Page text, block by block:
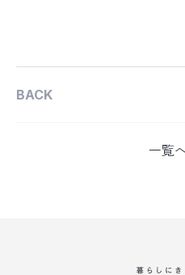
BACK
一覧